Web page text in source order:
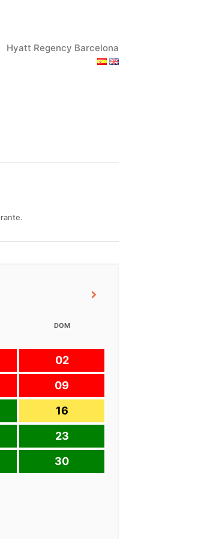
Hyatt Regency Barcelona
DOM
02
09
16
23
30